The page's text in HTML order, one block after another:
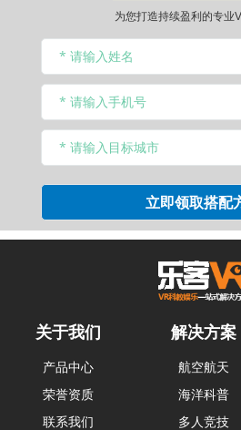
为您打造持续盈利的专业
关于我们
产品中心
荣誉资质
联系我们
解决方案
航空航天
海洋科普
多人竞技